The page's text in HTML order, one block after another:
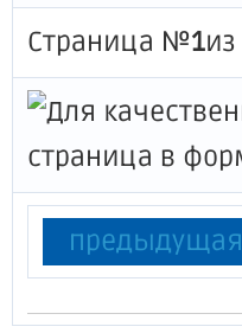
Страница №1из
предыдущая